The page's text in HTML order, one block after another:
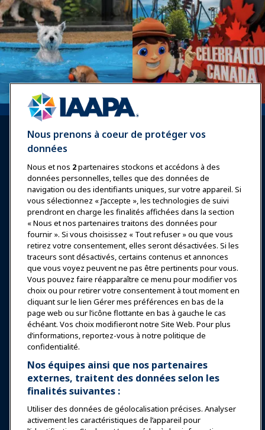
Se connecter Rejoindre maintenant
Récompenses Carrières
Contact
Expositions et Événements
Nouvelles & Funworld
Éducation
Sécurité & Protection
Plaidoyer
Recherche & Rapports
À propos de IAAPA
Nous prenons à coeur de protéger vos
données
Nous et nos 2partenaires stockons et accédons à des
données personnelles, telles que des données de
navigation ou des identifiants uniques, sur votre appareil. Si
vous sélectionnez « J’accepte », les technologies de suivi
prendront en charge les finalités affichées dans la section
« Nous et nos partenaires traitons des données pour
fournir ». Si vous choisissez « Tout refuser » ou que vous
retirez votre consentement, elles seront désactivées. Si les
traceurs sont désactivés, certains contenus et annonces
que vous voyez peuvent ne pas être pertinents pour vous.
Vous pouvez faire réapparaître ce menu pour modifier vos
choix ou pour retirer votre consentement à tout moment en
cliquant sur le lien Gérer mes préférences en bas de la
page web ou sur l’icône flottante en bas à gauche le cas
échéant. Vos choix modifieront notre Site Web. Pour plus
d’informations, reportez-vous à notre politique de
confidentialité.
Nos équipes ainsi que nos partenaires
externes, traitent des données selon les
finalités suivantes :
Utiliser des données de géolocalisation précises. Analyser
activement les caractéristiques de l’appareil pour